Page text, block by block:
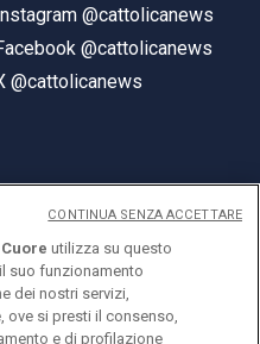
@cattolicanews
@cattolicanews
@cattolicanews
Cuore
utilizza su questo
suo funzionamento
dei nostri servizi,
ove si presti il consenso,
e di profilazione
CONTINUA SENZA ACCETTARE